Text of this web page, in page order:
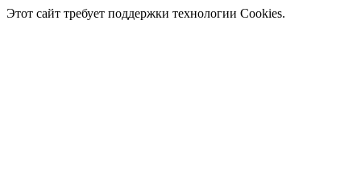
Этот сайт требует поддержки технологии Cookies.